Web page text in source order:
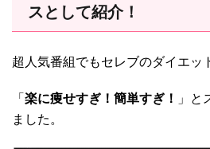
スとして紹介！
超人気番組でもセレブのダイエッ
「 楽に痩せすぎ！簡単すぎ！
」と
ました。